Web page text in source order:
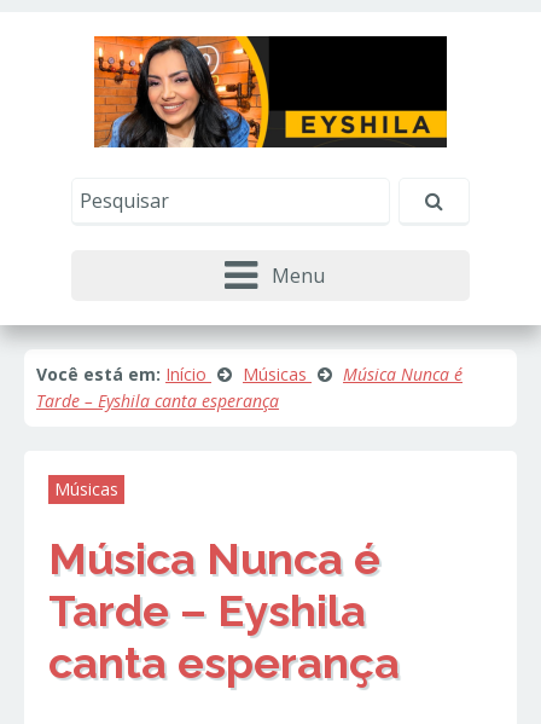
Menu
Você está em: Início Músicas
Música Nunca é
Tarde – Eyshila canta esperança
Músicas
Música Nunca é
Tarde – Eyshila
canta esperança
para lembrar e entender como você usa nosso
site, analisar seu uso de nossos produtos e
serviços, ajudar com nossos esforços de
marketing e fornecer conteúdo de terceiros. Leia
Política de Cookies e Privacidade.